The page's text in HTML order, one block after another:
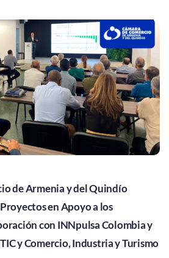
de Armenia y del Quindío
en Apoyo a los
con INNpulsa Colombia y
y Comercio, Industria y Turismo